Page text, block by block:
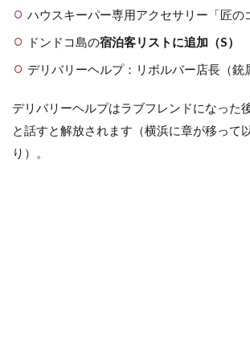
ハウスキーパー専用アクセサリー「匠の
ドンドコ島の宿泊客リストに追加（S）
デリバリーヘルプ：リボルバー店長（銃
デリバリーヘルプはラブフレンドになった
と話すと解放されます（横浜に章が移って
り）。